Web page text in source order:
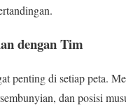
dengan Tim
penting di setiap peta.
dan posisi